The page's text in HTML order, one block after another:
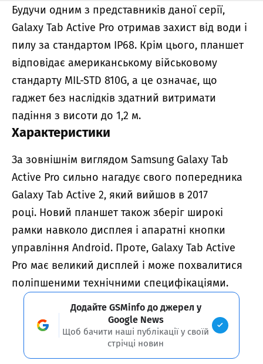
Будучи одним з представників даної серії,
Galaxy Tab Active Pro отримав захист від води і
пилу за стандартом IP68. Крім цього, планшет
відповідає американському військовому
стандарту MIL-STD 810G, а це означає, що
гаджет без наслідків здатний витримати
падіння з висоти до 1,2 м.
Характеристики
За зовнішнім виглядом Samsung Galaxy Tab
Active Pro сильно нагадує свого попередника
Galaxy Tab Active 2, який вийшов в 2017
році. Новий планшет також зберіг широкі
рамки навколо дисплея і апаратні кнопки
управління Android. Проте, Galaxy Tab Active
Pro має великий дисплей і може похвалитися
поліпшеними технічними специфікаціями.
Додайте GSMinfo до джерел у
Google News
Щоб бачити наші публікації у своїй
стрічці новин